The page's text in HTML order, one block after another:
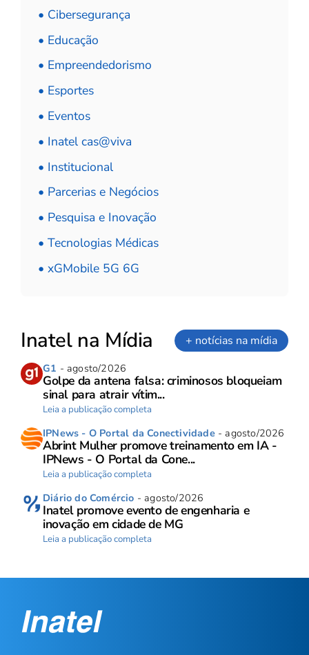
• Cibersegurança
• Educação
• Empreendedorismo
• Esportes
• Eventos
• Inatel cas@viva
• Institucional
• Parcerias e Negócios
• Pesquisa e Inovação
• Tecnologias Médicas
• xGMobile 5G 6G
Inatel na Mídia + notícias na mídia
G1 - agosto/2026
Golpe da antena falsa: criminosos bloqueiam
sinal para atrair vítim...
Leia a publicação completa
IPNews - O Portal da Conectividade- agosto/2026
Abrint Mulher promove treinamento em IA -
IPNews - O Portal da Cone...
Leia a publicação completa
Diário do Comércio - agosto/2026
Inatel promove evento de engenharia e
inovação em cidade de MG
Leia a publicação completa